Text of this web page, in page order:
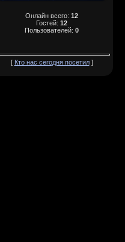
Онлайн всего: 12
Гостей: 12
Пользователей: 0
[ Кто нас сегодня посетил]